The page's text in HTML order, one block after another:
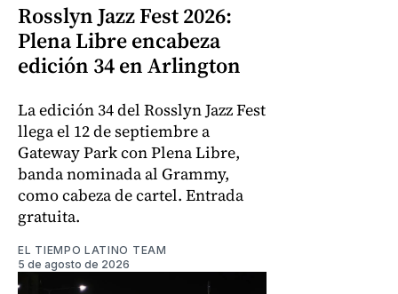
Rosslyn Jazz Fest 2026:
Plena Libre encabeza
edición 34 en Arlington
La edición 34 del Rosslyn Jazz Fest
llega el 12 de septiembre a
Gateway Park con Plena Libre,
banda nominada al Grammy,
como cabeza de cartel. Entrada
gratuita.
EL TIEMPO LATINO TEAM
5 de agosto de 2026